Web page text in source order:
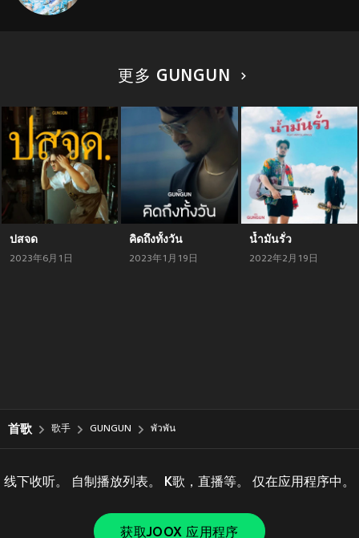
更多 GUNGUN
ปสจด
2023年6月1日
คิดถึงทั้งวัน
2023年1月19日
น้ำมันรั่ว
2022年2月19日
首歌 歌手 GUNGUN พัวพัน
线下收听。 自制播放列表。 K歌，直播等。 仅在应用程序中。
获取JOOX 应用程序